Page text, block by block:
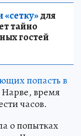
для
тайно
гостей
попасть в
время
часов.
о попытках